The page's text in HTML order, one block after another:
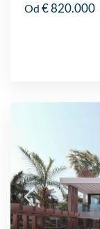
Od € 820.000